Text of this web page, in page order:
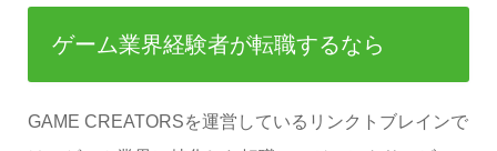
ゲーム業界経験者が転職するなら
GAME CREATORSを運営しているリンクトブレインで